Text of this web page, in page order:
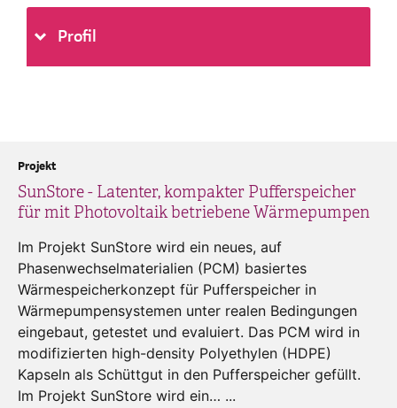
Profil
SunStore - Latenter, kompakter Pufferspeicher
für mit Photovoltaik betriebene Wärmepumpen
Projekt
Im Projekt SunStore wird ein neues, auf
Phasenwechselmaterialien (PCM) basiertes
Wärmespeicherkonzept für Pufferspeicher in
Wärmepumpensystemen unter realen Bedingungen
eingebaut, getestet und evaluiert. Das PCM wird in
modifizierten high-density Polyethylen (HDPE)
Kapseln als Schüttgut in den Pufferspeicher gefüllt.
Im Projekt SunStore wird ein… ...